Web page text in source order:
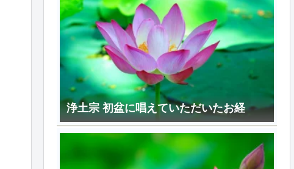
浄土宗 初盆に唱えていただいたお経